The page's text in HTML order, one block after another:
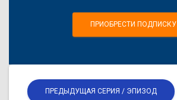
ПРИОБРЕСТИ ПОДПИСКУ
ПРЕДЫДУЩАЯ СЕРИЯ / ЭПИЗОД